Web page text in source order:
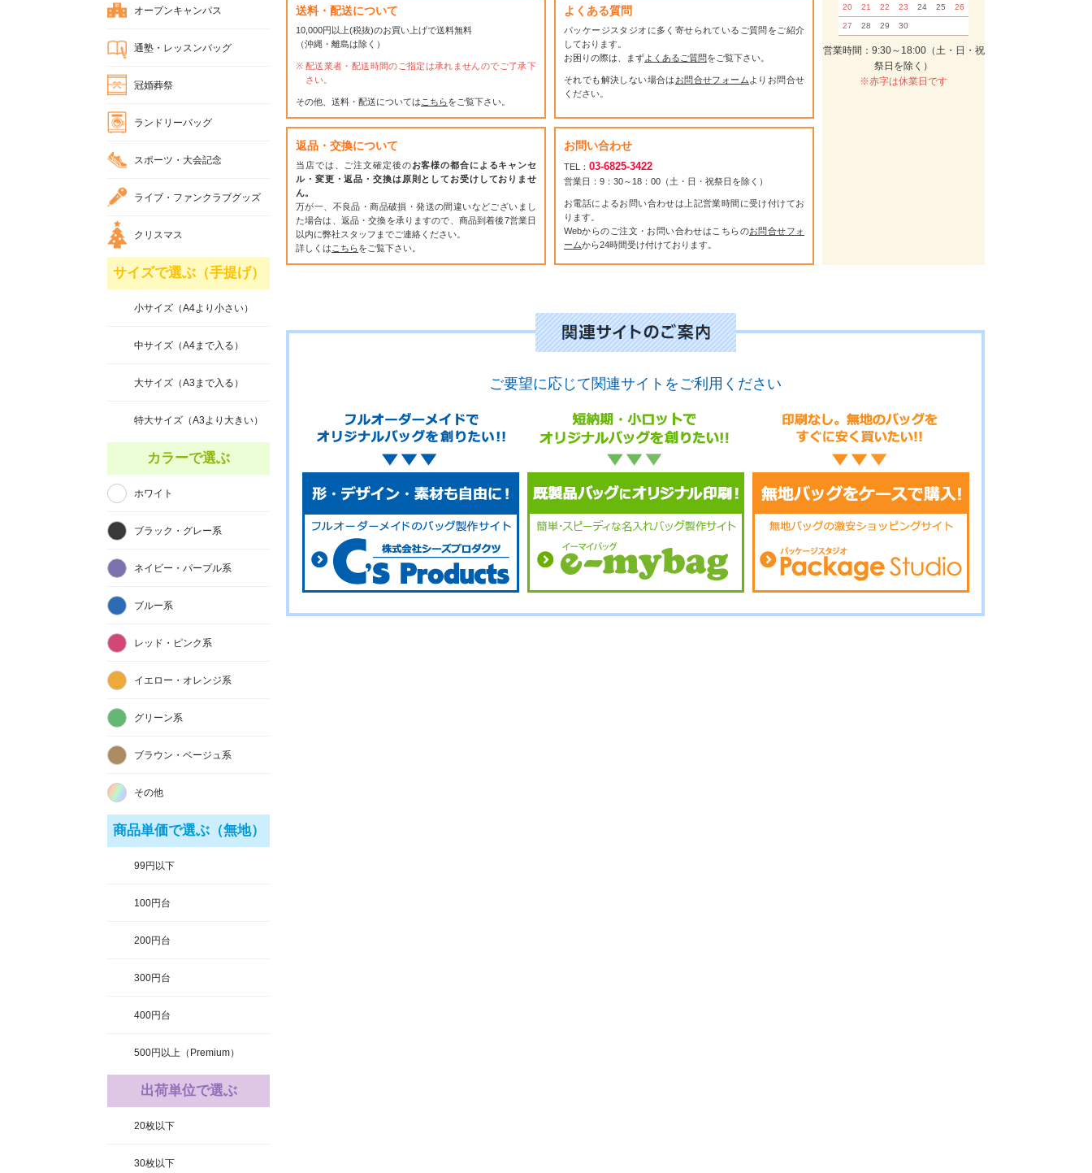
送料・配送について
10,000円以上(税抜)のお買い上げで送料無料
（沖縄・離島は除く）
配送業者・配送時間のご指定は承れませんのでご了承下
さい。
その他、送料・配送については こちらをご覧下さい。
よくある質問
パッケージスタジオに多く寄せられているご質問をご紹介
しております。
お困りの際は、まずよくあるご質問をご覧下さい。
それでも解決しない場合は お問合せフォーム よりお問合せ
ください。
返品・交換について
当店では、ご注文確定後のお客様の都合によるキャンセ
ル・変更・返品・交換は原則としてお受けしておりませ
ん。
万が一、不良品・商品破損・発送の間違いなどございまし
た場合は、返品・交換を承りますので、商品到着後7営業日
以内に弊社スタッフまでご連絡ください。
詳しくは こちらをご覧下さい。
お問い合わせ
TEL： 03-6825-3422
営業日：9：30～18：00（土・日・祝祭日を除く）
お電話によるお問い合わせは上記営業時間に受け付けてお
ります。
Webからのご注文・お問い合わせはこちらのお問合せフォ
ームから24時間受け付けております。
20 21 22 23 24 25 26
27 28 29 30
営業時間：9:30～18:00（土・日・祝
祭日を除く）
※赤字は休業日です
ご要望に応じて関連サイトをご利用ください
オープンキャンパス
通塾・レッスンバッグ
冠婚葬祭
ランドリーバッグ
スポーツ・大会記念
ライブ・ファンクラブグッズ
クリスマス
サイズで選ぶ（手提げ）
小サイズ（A4より小さい）
中サイズ（A4まで入る）
大サイズ（A3まで入る）
特大サイズ（A3より大きい）
カラーで選ぶ
ホワイト
ブラック・グレー系
ネイビー・パープル系
ブルー系
レッド・ピンク系
イエロー・オレンジ系
グリーン系
ブラウン・ベージュ系
その他
商品単価で選ぶ（無地）
99円以下
100円台
200円台
300円台
400円台
500円以上（Premium）
出荷単位で選ぶ
20枚以下
30枚以下